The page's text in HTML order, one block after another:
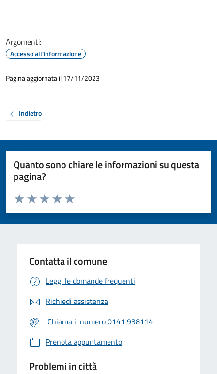
Argomenti:
Accesso all'informazione
Pagina aggiornata il 17/11/2023
Indietro
Quanto sono chiare le informazioni su questa
pagina?
Valuta da 1 a 5 stelle la pagina
Valuta 5 stelle su 5
Valuta 4 stelle su 5
Valuta 3 stelle su 5
Valuta 2 stelle su 5
Valuta 1 stelle su 5
Contatta il comune
Leggi le domande frequenti
Richiedi assistenza
Chiama il numero 0141 938114
Prenota appuntamento
Problemi in città